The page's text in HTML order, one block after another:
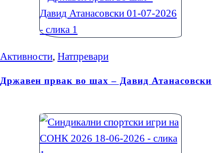
Активности, Натпревари
Државен првак во шах – Давид Атанасовски